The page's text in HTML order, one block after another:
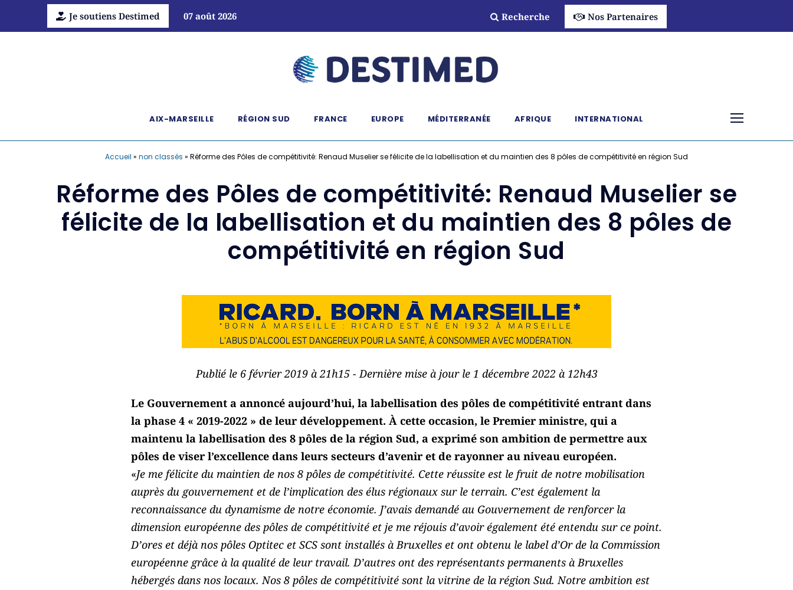
Je soutiens Destimed 07 août 2026 Recherche Nos Partenaires
AIX-MARSEILLE RÉGION SUD FRANCE EUROPE MÉDITERRANÉE AFRIQUE INTERNATIONAL
Accueil » non classés » Réforme des Pôles de compétitivité: Renaud Muselier se félicite de la labellisation et du maintien des 8 pôles de compétitivité en région Sud
Réforme des Pôles de compétitivité: Renaud Muselier se
félicite de la labellisation et du maintien des 8 pôles de
compétitivité en région Sud
Publié le 6 février 2019 à 21h15 - Dernière mise à jour le 1 décembre 2022 à 12h43
Le Gouvernement a annoncé aujourd’hui, la labellisation des pôles de compétitivité entrant dans
la phase 4 « 2019-2022 » de leur développement. À cette occasion, le Premier ministre, qui a
maintenu la labellisation des 8 pôles de la région Sud, a exprimé son ambition de permettre aux
pôles de viser l’excellence dans leurs secteurs d’avenir et de rayonner au niveau européen.
«Je me félicite du maintien de nos 8 pôles de compétitivité. Cette réussite est le fruit de notre mobilisation
auprès du gouvernement et de l’implication des élus régionaux sur le terrain. C’est également la
reconnaissance du dynamisme de notre économie. J’avais demandé au Gouvernement de renforcer la
dimension européenne des pôles de compétitivité et je me réjouis d’avoir également été entendu sur ce point.
D’ores et déjà nos pôles Optitec et SCS sont installés à Bruxelles et ont obtenu le label d’Or de la Commission
européenne grâce à la qualité de leur travail. D’autres ont des représentants permanents à Bruxelles
hébergés dans nos locaux. Nos 8 pôles de compétitivité sont la vitrine de la région Sud. Notre ambition est